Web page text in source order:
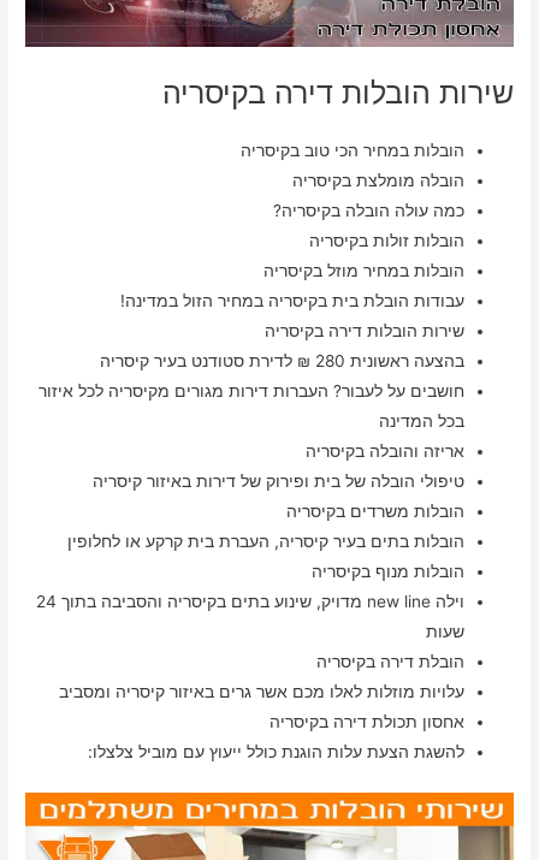
שירות הובלות דירה בקיסריה
הובלות במחיר הכי טוב בקיסריה
הובלה מומלצת בקיסריה
כמה עולה הובלה בקיסריה?
הובלות זולות בקיסריה
הובלות במחיר מוזל בקיסריה
עבודות הובלת בית בקיסריה במחיר הזול במדינה!
שירות הובלות דירה בקיסריה
בהצעה ראשונית 280 ₪ לדירת סטודנט בעיר קיסריה
חושבים על לעבור? העברות דירות מגורים מקיסריה לכל איזור
בכל המדינה
אריזה והובלה בקיסריה
טיפולי הובלה של בית ופירוק של דירות באיזור קיסריה
הובלות משרדים בקיסריה
הובלות בתים בעיר קיסריה, העברת בית קרקע או לחלופין
הובלות מנוף בקיסריה
וילה new line מדויק, שינוע בתים בקיסריה והסביבה בתוך 24
שעות
הובלת דירה בקיסריה
עלויות מוזלות לאלו מכם אשר גרים באיזור קיסריה ומסביב
אחסון תכולת דירה בקיסריה
להשגת הצעת עלות הוגנת כולל ייעוץ עם מוביל צלצלו: